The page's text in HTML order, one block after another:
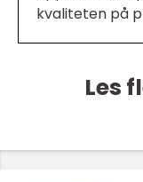
kvaliteten på
Les